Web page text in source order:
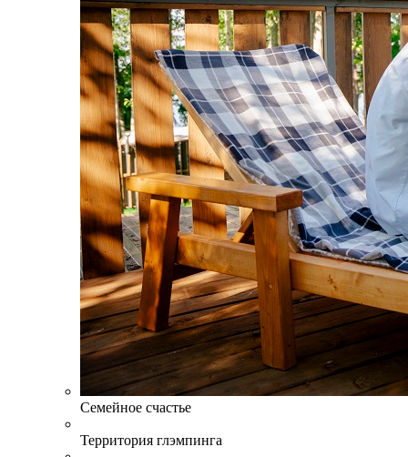
Семейное счастье
Территория глэмпинга